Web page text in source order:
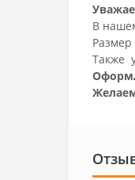
В
Также